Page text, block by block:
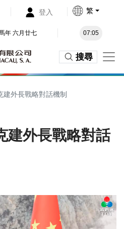
登入 繁
年 六月廿七 07:05
搜尋
建外長戰略對話機制
建外長戰略對話